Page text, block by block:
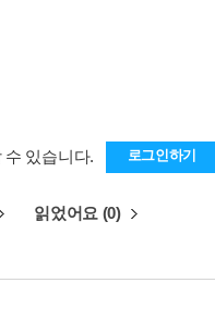
수 있습니다. 로그인하기
읽었어요 (0)